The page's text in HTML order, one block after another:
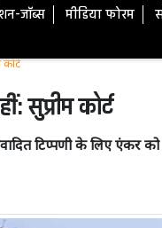
जॉब्स मीडिया फोरम
सुप्रीम कोर्ट
टिप्पणी के लिए एंकर